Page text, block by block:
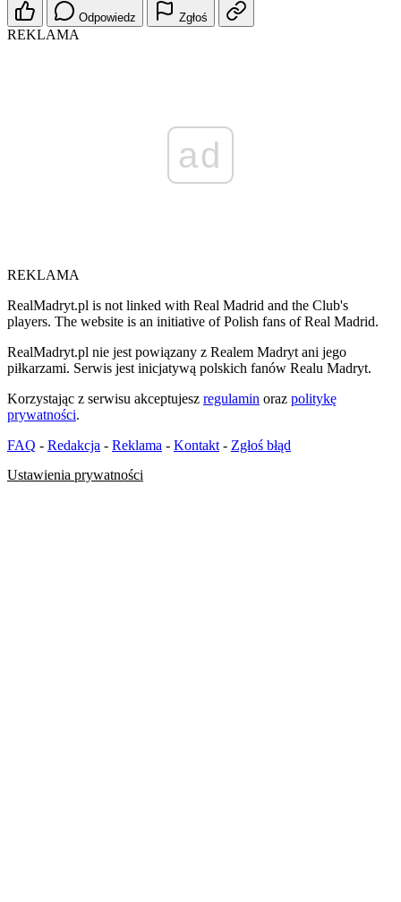
Odpowiedz Zgłoś
REKLAMA
ad
REKLAMA
RealMadryt.pl is not linked with Real Madrid and the Club's
players. The website is an initiative of Polish fans of Real Madrid.
RealMadryt.pl nie jest powiązany z Realem Madryt ani jego
piłkarzami. Serwis jest inicjatywą polskich fanów Realu Madryt.
Korzystając z serwisu akceptujesz regulamin oraz politykę
prywatności.
FAQ - Redakcja - Reklama - Kontakt - Zgłoś błąd
Ustawienia prywatności